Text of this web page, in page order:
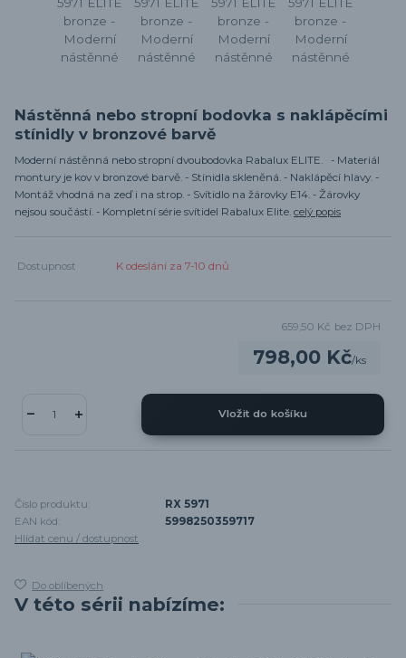
Nástěnná nebo stropní bodovka s naklápěcími
stínidly v bronzové barvě
Moderní nástěnná nebo stropní dvoubodovka Rabalux ELITE. - Materiál
montury je kov v bronzové barvě. - Stínidla skleněná. - Naklápěcí hlavy. -
Montáž vhodná na zeď i na strop. - Svítidlo na žárovky E14. - Žárovky
nejsou součástí. - Kompletní série svítidel Rabalux Elite. celý popis
Dostupnost K odeslání za 7-10 dnů
798,00 Kč/ks
659,50 Kč bez DPH
Vložit do košíku
Číslo produktu:
RX 5971
EAN kód:
5998250359717
Hlídat cenu / dostupnost
Do oblíbených
V této sérii nabízíme: